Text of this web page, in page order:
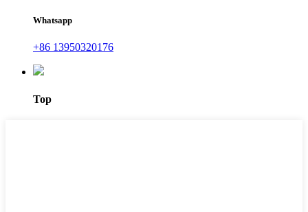
Whatsapp
+86 13950320176
Top